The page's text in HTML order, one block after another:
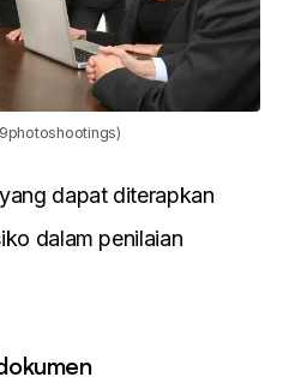
dapat diterapkan
dalam penilaian